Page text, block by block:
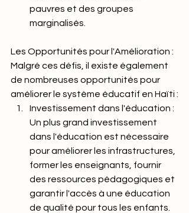
pauvres et des groupes
marginalisés.
Les Opportunités pour l'Amélioration :
Malgré ces défis, il existe également
de nombreuses opportunités pour
améliorer le système éducatif en Haïti :
Investissement dans l'éducation :
Un plus grand investissement
dans l'éducation est nécessaire
pour améliorer les infrastructures,
former les enseignants, fournir
des ressources pédagogiques et
garantir l'accès à une éducation
de qualité pour tous les enfants.